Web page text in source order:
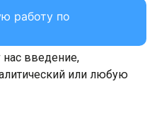
работу по
введение,
или любую